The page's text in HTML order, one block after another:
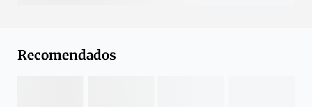
Recomendados